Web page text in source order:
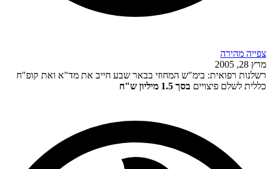
צפייה מהירה
מרץ 28, 2005
רשלנות רפואית: בימ"ש המחוזי בבאר שבע חייב את מד"א ואת קופ"ח
כללית לשלם פיצויים בסך 1.5 מיליון ש"ח